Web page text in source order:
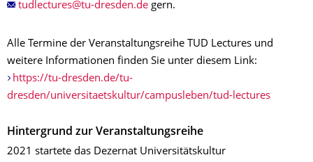
gern.
Alle Termine der Veranstaltungsreihe TUD Lectures und
weitere Informationen finden Sie unter diesem Link:
https://tu-dresden.de/tu-
dresden/universitaetskultur/campusleben/tud-lectures
Hintergrund zur Veranstaltungsreihe
2021 startete das Dezernat Universitätskultur